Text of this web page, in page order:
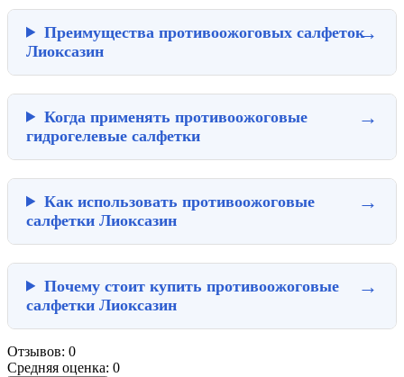
Преимущества противоожоговых салфеток
Лиоксазин
Когда применять противоожоговые
гидрогелевые салфетки
Как использовать противоожоговые
салфетки Лиоксазин
Почему стоит купить противоожоговые
салфетки Лиоксазин
Отзывов: 0
Средняя оценка: 0